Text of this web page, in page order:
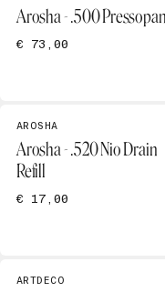
Arosha - .500
€ 73,00
AROSHA
Arosha - .520 Nio Drain
Refill
€ 17,00
ARTDECO